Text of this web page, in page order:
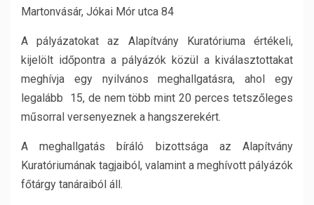
Martonvásár, Jókai Mór utca 84
A pályázatokat az Alapítvány Kuratóriuma értékeli,
kijelölt időpontra a pályázók közül a kiválasztottakat
meghívja egy nyilvános meghallgatásra, ahol egy
legalább 15, de nem több mint 20 perces tetszőleges
műsorral versenyeznek a hangszerekért.
A meghallgatás bíráló bizottsága az Alapítvány
Kuratóriumának tagjaiból, valamint a meghívott pályázók
főtárgy tanáraiból áll.